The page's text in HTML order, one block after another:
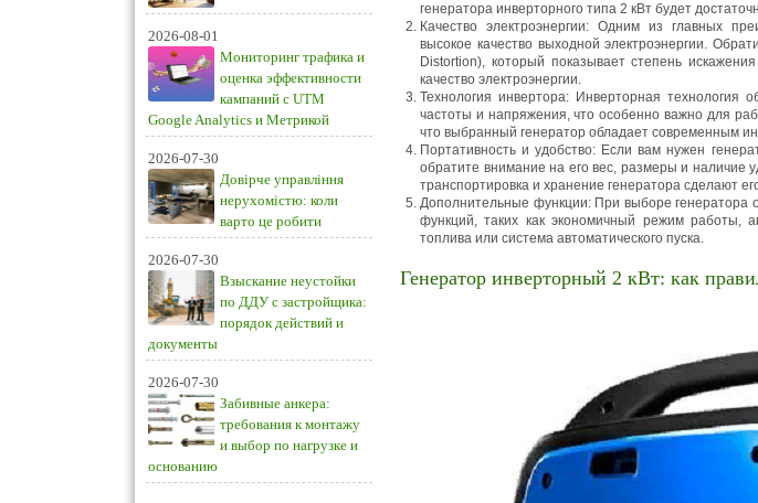
2026-08-01
Мониторинг трафика и
оценка эффективности
кампаний с UTM
Google Analytics и Метрикой
2026-07-30
Довірче управління
нерухомістю: коли
варто це робити
2026-07-30
Взыскание неустойки
по ДДУ с застройщика:
порядок действий и
документы
2026-07-30
Забивные анкера:
требования к монтажу
и выбор по нагрузке и
основанию
генератора инверторного типа 2 кВт будет
Качество электроэнергии: Одним из главных
высокое качество выходной электроэнергии.
Distortion), который показывает степень
качество электроэнергии.
Технология инвертора: Инверторная технология
частоты и напряжения, что особенно важно для
что выбранный генератор обладает современным
Портативность и удобство: Если вам нужен
обратите внимание на его вес, размеры и наличие
транспортировка и хранение генератора сделают
Дополнительные функции: При выборе генератора
функций, таких как экономичный режим работы,
топлива или система автоматического пуска.
Генератор инверторный 2 кВт: как